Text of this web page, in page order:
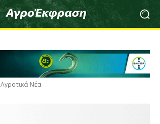
Αγροτικά Νέα